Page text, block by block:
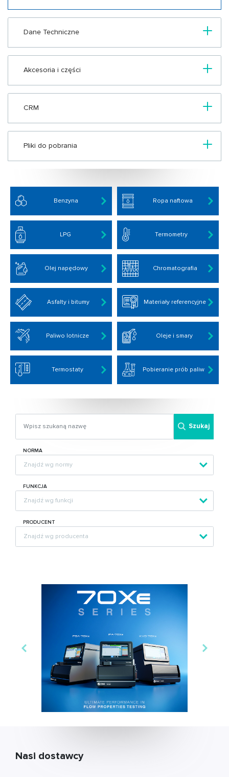
Dane Techniczne
Akcesoria i części
CRM
Pliki do pobrania
Benzyna Ropa naftowa
LPG Termometry
Olej napędowy Chromatografia
Asfalty i bitumy Materiały referencyjne
Paliwo lotnicze Oleje i smary
Termostaty Pobieranie prób paliw
Szukaj
NORMA
FUNKCJA
PRODUCENT
Nasi dostawcy